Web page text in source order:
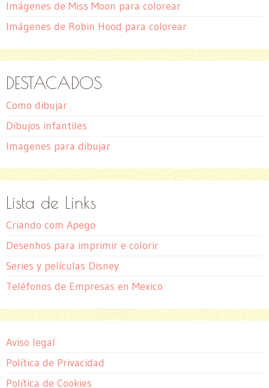
Imágenes de Miss Moon para colorear
Imágenes de Robin Hood para colorear
DESTACADOS
Como dibujar
Dibujos infantiles
Imagenes para dibujar
Lista de Links
Criando com Apego
Desenhos para imprimir e colorir
Series y películas Disney
Teléfonos de Empresas en Mexico
Aviso legal
Política de Privacidad
Política de Cookies